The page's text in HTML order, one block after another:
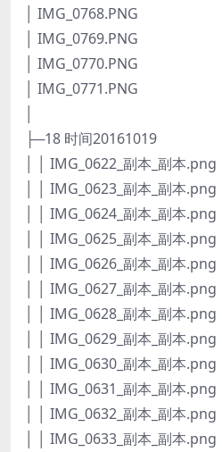
│ IMG_0768.PNG
│ IMG_0769.PNG
│ IMG_0770.PNG
│ IMG_0771.PNG
├─18 时间20161019
│ │ IMG_0622_副本_副本.png
│ │ IMG_0623_副本_副本.png
│ │ IMG_0624_副本_副本.png
│ │ IMG_0625_副本_副本.png
│ │ IMG_0626_副本_副本.png
│ │ IMG_0627_副本_副本.png
│ │ IMG_0628_副本_副本.png
│ │ IMG_0629_副本_副本.png
│ │ IMG_0630_副本_副本.png
│ │ IMG_0631_副本_副本.png
│ │ IMG_0632_副本_副本.png
│ │ IMG_0633_副本_副本.png